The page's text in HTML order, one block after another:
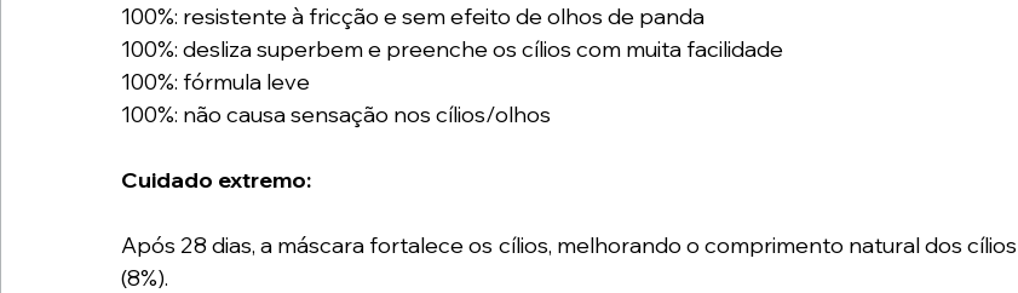
100%: resistente à fricção e sem efeito de olhos de panda
100%: desliza superbem e preenche os cílios com muita facilidade
100%: fórmula leve
100%: não causa sensação nos cílios/olhos
Cuidado extremo:
Após 28 dias, a máscara fortalece os cílios, melhorando o comprimento natural dos cílios
(8%).